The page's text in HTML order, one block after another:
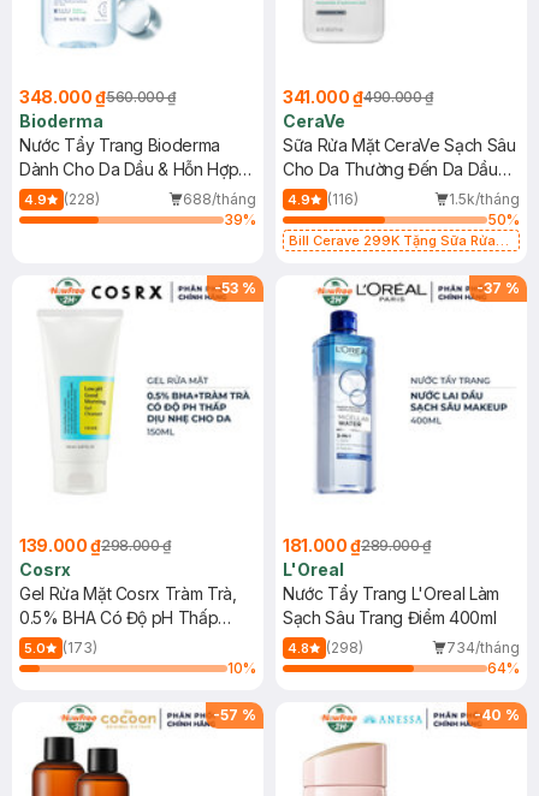
348.000 ₫560.000 ₫
Bioderma
Nước Tẩy Trang Bioderma
Dành Cho Da Dầu & Hỗn Hợp
500ml
4.9 (228)
688/tháng
39%
341.000 ₫490.000 ₫
CeraVe
Sữa Rửa Mặt CeraVe Sạch Sâu
Cho Da Thường Đến Da Dầu
473ml
4.9 (116)
1.5k/tháng
50%
Bill Cerave 299K Tặng Sữa Rửa
-53 %
139.000 ₫298.000 ₫
Cosrx
Gel Rửa Mặt Cosrx Tràm Trà,
0.5% BHA Có Độ pH Thấp
150ml
5.0
(173)
10%
-37 %
181.000 ₫289.000 ₫
L'Oreal
Nước Tẩy Trang L'Oreal Làm
Sạch Sâu Trang Điểm 400ml
4.8 (298)
734/tháng
64%
-57 % -40 %